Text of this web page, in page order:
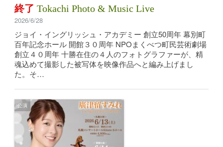
終了Tokachi Photo & Music Live
2026/6/28
ジョイ・イングリッシュ・アカデミー 創立50周年 幕別町
百年記念ホール 開館３０周年 NPOまくべつ町民芸術劇場
創立４０周年 十勝在住の４人のフォトグラファーが、精
魂込めて撮影した被写体を映像作品へと編み上げまし
た。そ…
公演